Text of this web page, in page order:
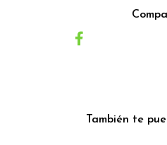
También te